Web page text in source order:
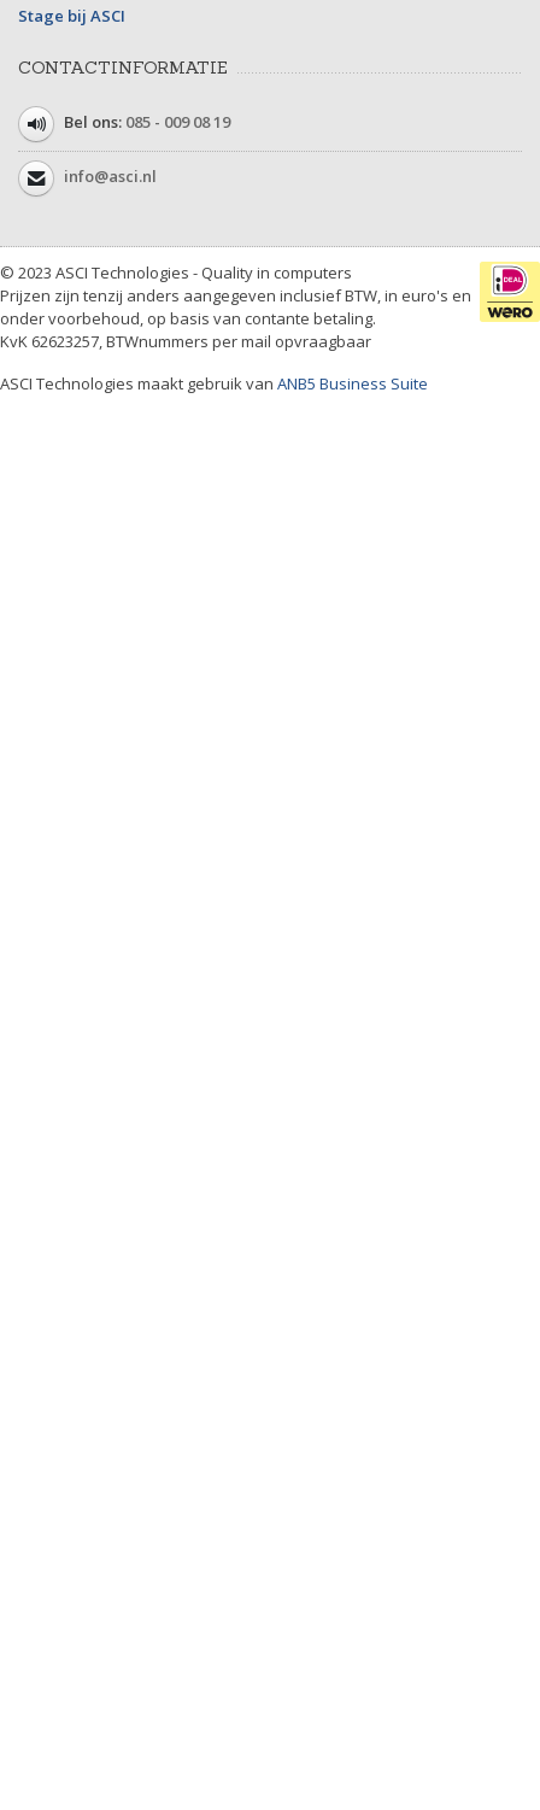
Stage bij ASCI
CONTACTINFORMATIE
Bel ons: 085 - 009 08 19
info@asci.nl
© 2023 ASCI Technologies - Quality in computers
Prijzen zijn tenzij anders aangegeven inclusief BTW, in euro's en
onder voorbehoud, op basis van contante betaling.
KvK 62623257, BTWnummers per mail opvraagbaar
ASCI Technologies maakt gebruik van ANB5 Business Suite